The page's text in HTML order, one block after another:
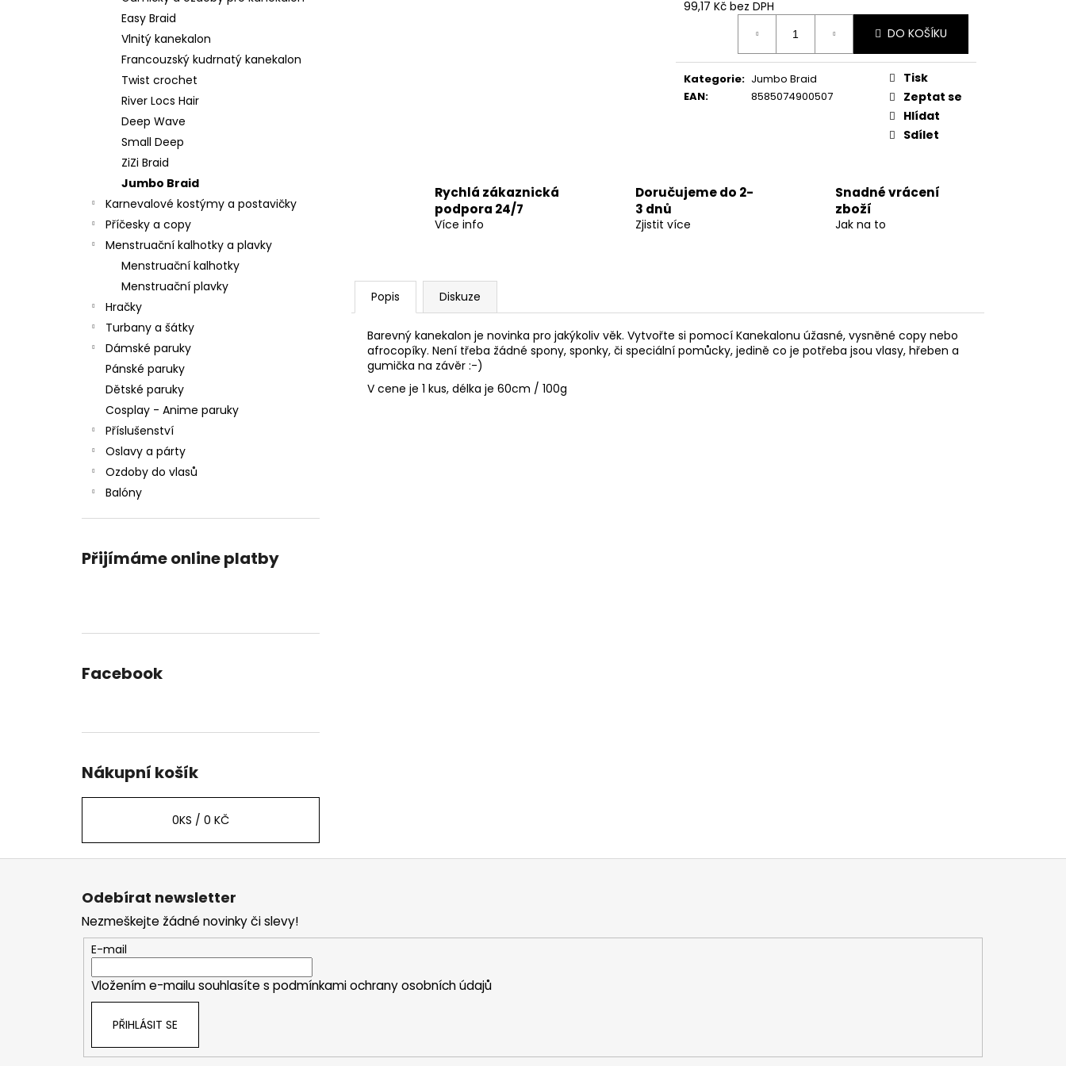
Easy Braid
Vlnitý kanekalon
Francouzský kudrnatý kanekalon
Twist crochet
River Locs Hair
Deep Wave
Small Deep
ZiZi Braid
Jumbo Braid
Karnevalové kostýmy a postavičky
Příčesky a copy
Menstruační kalhotky a plavky
Menstruační kalhotky
Menstruační plavky
Hračky
Turbany a šátky
Dámské paruky
Pánské paruky
Dětské paruky
Cosplay - Anime paruky
Příslušenství
Oslavy a párty
Ozdoby do vlasů
Balóny
Přijímáme online platby
Facebook
Nákupní košík
0KS / 0 KČ
99,17 Kč bez DPH
DO KOŠÍKU
Kategorie: Jumbo Braid
EAN: 8585074900507
Tisk
Zeptat se
Hlídat
Sdílet
Rychlá zákaznická
podpora 24/7
Více info
Doručujeme do 2-
3 dnů
Zjistit více
Snadné vrácení
zboží
Jak na to
Popis Diskuze
Barevný kanekalon je novinka pro jakýkoliv věk. Vytvořte si pomocí Kanekalonu úžasné, vysněné copy nebo
afrocopíky. Není třeba žádné spony, sponky, či speciální pomůcky, jedině co je potřeba jsou vlasy, hřeben a
gumička na závěr :-)
V cene je 1 kus, délka je 60cm / 100g
Odebírat newsletter
Nezmeškejte žádné novinky či slevy!
E-mail
Vložením e-mailu souhlasíte s podmínkami ochrany osobních údajů
PŘIHLÁSIT SE